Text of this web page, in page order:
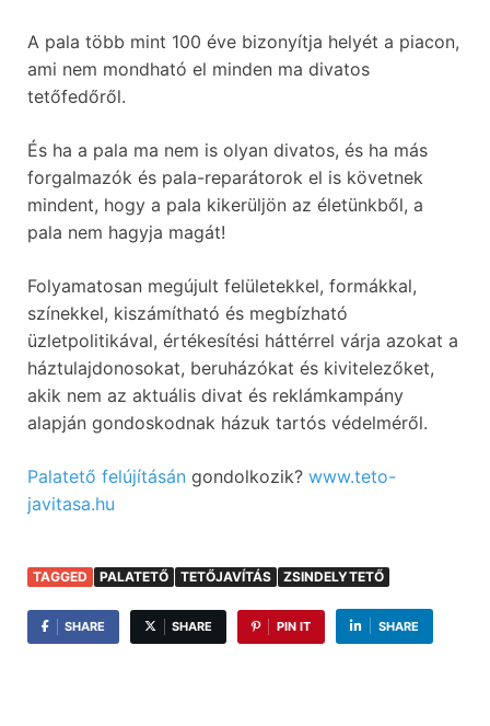
A pala több mint 100 éve bizonyítja helyét a piacon,
ami nem mondható el minden ma divatos
tetőfedőről.
És ha a pala ma nem is olyan divatos, és ha más
forgalmazók és pala-reparátorok el is követnek
mindent, hogy a pala kikerüljön az életünkből, a
pala nem hagyja magát!
Folyamatosan megújult felületekkel, formákkal,
színekkel, kiszámítható és megbízható
üzletpolitikával, értékesítési háttérrel várja azokat a
háztulajdonosokat, beruházókat és kivitelezőket,
akik nem az aktuális divat és reklámkampány
alapján gondoskodnak házuk tartós védelméről.
Palatető felújításán gondolkozik? www.teto-
javitasa.hu
TAGGED PALATETŐ TETŐJAVÍTÁS ZSINDELYTETŐ
SHARE SHARE PIN IT SHARE